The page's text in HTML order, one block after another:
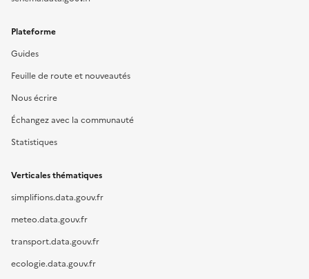
Plateforme
Guides
Feuille de route et nouveautés
Nous écrire
Échangez avec la communauté
Statistiques
Verticales thématiques
simplifions.data.gouv.fr
meteo.data.gouv.fr
transport.data.gouv.fr
ecologie.data.gouv.fr